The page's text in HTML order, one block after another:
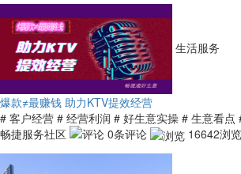
生活服务
爆款≠最赚钱 助力KTV提效经营
# 客户经营 # 经营利润 # 好生意实操 # 生意看点
畅捷服务社区
0条评论 16642浏览